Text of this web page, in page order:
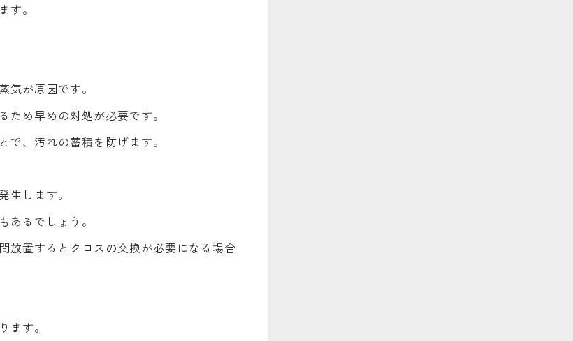
す。
が原因です。
め早めの対処が必要です。
、汚れの蓄積を防げます。
生します。
あるでしょう。
放置するとクロスの交換が必要になる場合
ます。